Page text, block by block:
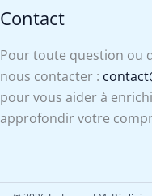
Contact
Pour toute question ou
nous contacter :
pour vous aider à
approfondir votre